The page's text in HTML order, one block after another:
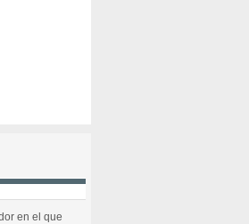
en el que